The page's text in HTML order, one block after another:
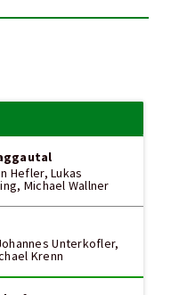
Hefler, Lukas
Michael Wallner
Unterkofler,
Krenn